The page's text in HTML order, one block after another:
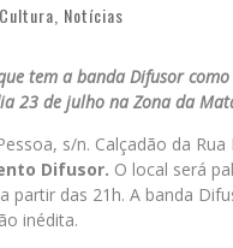
Cultura Notícias
tem a banda Difusor
23 de julho na Zona da
s/n. Calçadão da
Difusor. O local será
partir das 21h. A banda
inédita.